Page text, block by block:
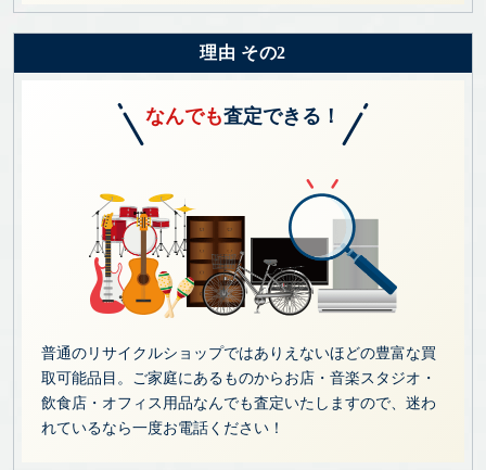
理由 その2
なんでも査定できる！
普通のリサイクルショップではありえないほどの豊富な買
取可能品目。ご家庭にあるものからお店・音楽スタジオ・
飲食店・オフィス用品なんでも査定いたしますので、迷わ
れているなら一度お電話ください！